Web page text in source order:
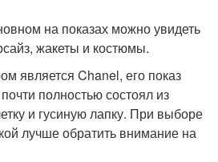
на показах можно увидеть
жакеты и костюмы.
является Chanel, его показ
полностью состоял из
и гусиную лапку. При выборе
лучше обратить внимание на